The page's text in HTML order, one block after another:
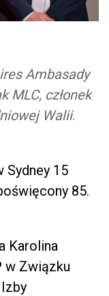
Ambasady
MLC, członek
Walii.
Sydney 15
85.
Karolina
w Związku